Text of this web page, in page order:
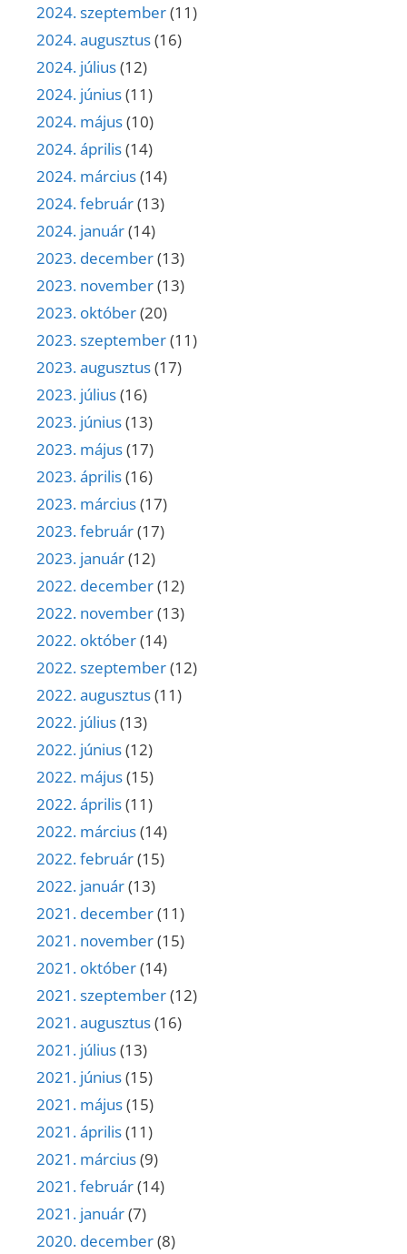
2024. szeptember(11)
2024. augusztus(16)
2024. július(12)
2024. június(11)
2024. május(10)
2024. április(14)
2024. március(14)
2024. február(13)
2024. január(14)
2023. december(13)
2023. november(13)
2023. október(20)
2023. szeptember(11)
2023. augusztus(17)
2023. július(16)
2023. június(13)
2023. május(17)
2023. április(16)
2023. március(17)
2023. február(17)
2023. január(12)
2022. december(12)
2022. november(13)
2022. október(14)
2022. szeptember(12)
2022. augusztus(11)
2022. július(13)
2022. június(12)
2022. május(15)
2022. április(11)
2022. március(14)
2022. február(15)
2022. január(13)
2021. december(11)
2021. november(15)
2021. október(14)
2021. szeptember(12)
2021. augusztus(16)
2021. július(13)
2021. június(15)
2021. május(15)
2021. április(11)
2021. március(9)
2021. február(14)
2021. január(7)
2020. december(8)